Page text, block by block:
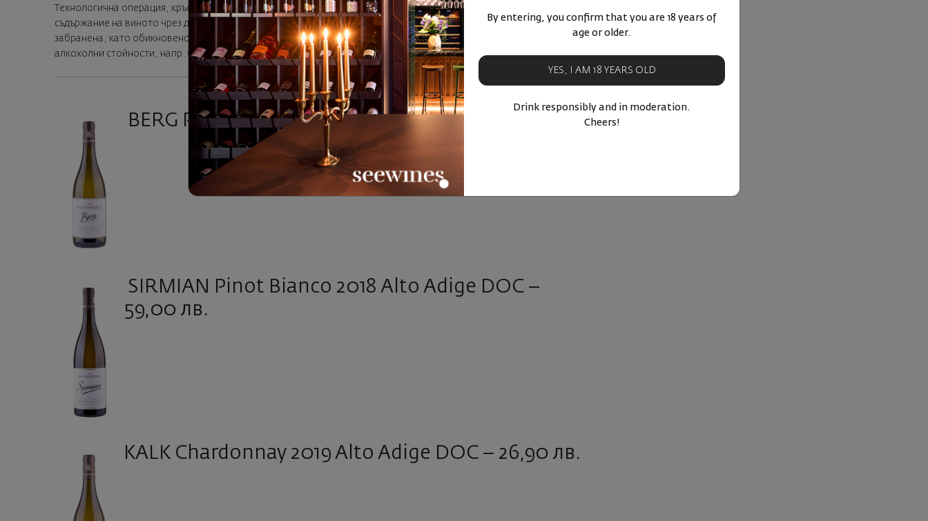
Технологична операция, кръстена на химика Жан-Антоан Шаптал: способ за повишаване на алкохолното
съдържание на виното чрез добавяне на захари преди или по време на алкохолната ферментация. По-често е
забранена, като обикновено е позволена в региони, където гроздето невинаги достига достатъчно високи
алкохолни стойности, напр. Северна Франция, Германия и САЩ.
BERG Pinot Bianco 2019 Alto Adige DOC – 26,90 лв.
SIRMIAN Pinot Bianco 2018 Alto Adige DOC –
59,00 лв.
KALK Chardonnay 2019 Alto Adige DOC – 26,90 лв.
By entering, you confirm that you are 18 years of
age or older.
YES, I AM 18 YEARS OLD
Drink responsibly and in moderation.
Cheers!